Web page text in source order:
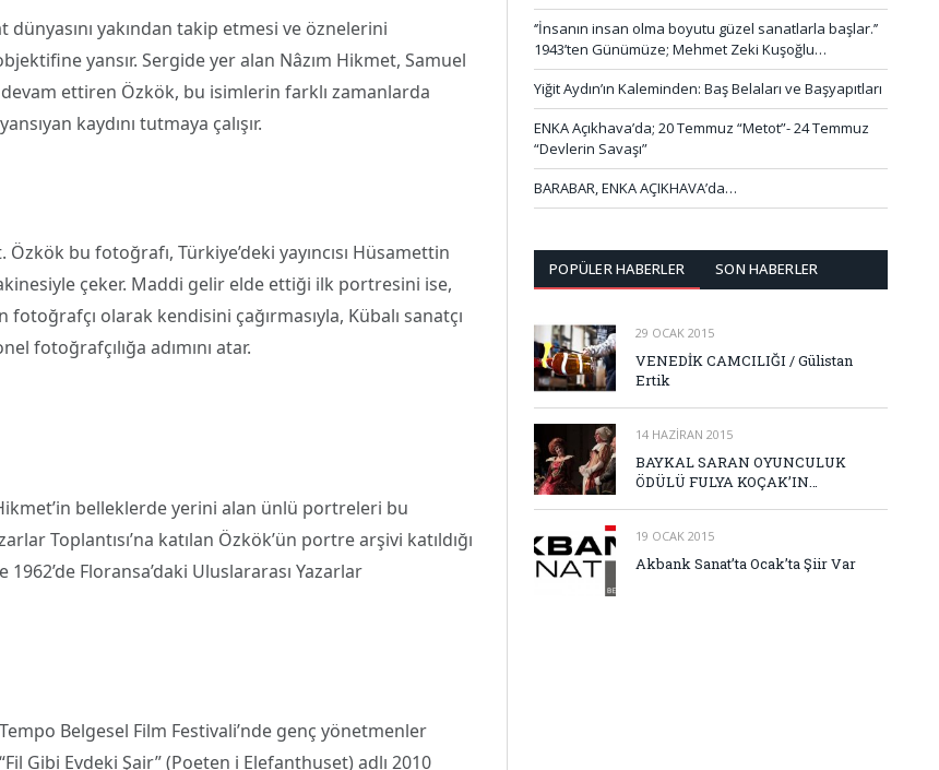
dünyasını yakından takip etmesi ve öznelerini
yansır. Sergide yer alan Nâzım Hikmet, Samuel
ettiren Özkök, bu isimlerin farklı zamanlarda
kaydını tutmaya çalışır.
bu fotoğrafı, Türkiye’deki yayıncısı Hüsamettin
çeker. Maddi gelir elde ettiği ilk portresini ise,
olarak kendisini çağırmasıyla, Kübalı sanatçı
fotoğrafçılığa adımını atar.
belleklerde yerini alan ünlü portreleri bu
Toplantısı’na katılan Özkök’ün portre arşivi katıldığı
Floransa’daki Uluslararası Yazarlar
Belgesel Film Festivali’nde genç yönetmenler
Gibi Evdeki Şair” (Poeten i Elefanthuset) adlı 2010
‘’İnsanın insan olma boyutu güzel sanatlarla başlar.’’
1943’ten Günümüze; Mehmet Zeki Kuşoğlu…
Yiğit Aydın’ın Kaleminden: Baş Belaları ve Başyapıtları
ENKA Açıkhava’da; 20 Temmuz “Metot”- 24 Temmuz
“Devlerin Savaşı”
BARABAR, ENKA AÇIKHAVA’da…
POPÜLER HABERLER SON HABERLER
29 OCAK 2015
VENEDİK CAMCILIĞI / Gülistan
Ertik
14 HAZIRAN 2015
BAYKAL SARAN OYUNCULUK
ÖDÜLÜ FULYA KOÇAK’IN…
19 OCAK 2015
Akbank Sanat’ta Ocak’ta Şiir Var